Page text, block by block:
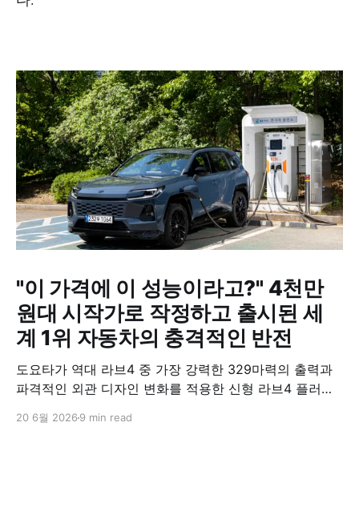
"이 가격에 이 성능이라고?" 4천만
원대 시작가로 작정하고 출시된 세
계 1위 자동차의 충격적인 반전
도요타가 역대 라브4 중 가장 강력한 329마력의 출력과
파격적인 외관 디자인 변화를 적용한 신형 라브4 플러그
충전이 가능하고 전기 모드로만 70km 이상 주행할 수 있
20 6월 2026 9 min read